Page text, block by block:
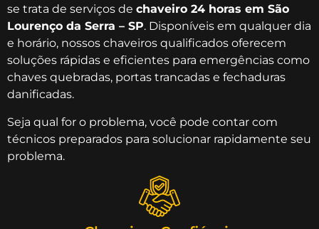
se trata de serviços de chaveiro 24 horas em São
Lourenço da Serra – SP. Disponíveis em qualquer dia
e horário, nossos chaveiros qualificados oferecem
soluções rápidas e eficientes para emergências como
chaves quebradas, portas trancadas e fechaduras
danificadas.
Seja qual for o problema, você pode contar com
técnicos preparados para solucionar rapidamente seu
problema.